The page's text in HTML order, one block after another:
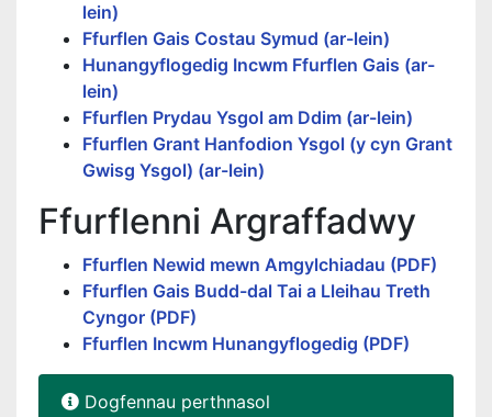
lein)
Ffurflen Gais Costau Symud (ar-lein)
Hunangyflogedig Incwm Ffurflen Gais (ar-
lein)
Ffurflen Prydau Ysgol am Ddim (ar-lein)
Ffurflen Grant Hanfodion Ysgol (y cyn Grant
Gwisg Ysgol) (ar-lein)
Ffurflenni Argraffadwy
Ffurflen Newid mewn Amgylchiadau (PDF)
Ffurflen Gais Budd-dal Tai a Lleihau Treth
Cyngor (PDF)
Ffurflen Incwm Hunangyflogedig (PDF)
Dogfennau perthnasol